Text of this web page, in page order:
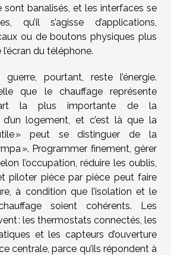
sont banalisés, et les interfaces se
qu’il s’agisse d’applications,
ou de boutons physiques plus
du téléphone.
pourtant, reste l’énergie.
que le chauffage représente
la plus importante de la
logement, et c’est là que la
» peut se distinguer de la
». Programmer finement, gérer
l’occupation, réduire les oublis,
piloter pièce par pièce peut faire
à condition que l’isolation et le
soient cohérents. Les
: les thermostats connectés, les
et les capteurs d’ouverture
centrale, parce qu’ils répondent à